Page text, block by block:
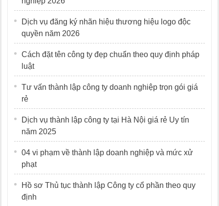
Dịch vụ đăng ký nhãn hiệu thương hiệu logo độc
quyền năm 2026
Cách đặt tên công ty đẹp chuẩn theo quy định pháp
luật
Tư vấn thành lập công ty doanh nghiệp trọn gói giá
rẻ
Dịch vụ thành lập công ty tại Hà Nội giá rẻ Uy tín
năm 2025
04 vi phạm về thành lập doanh nghiệp và mức xử
phạt
Hồ sơ Thủ tục thành lập Công ty cổ phần theo quy
định